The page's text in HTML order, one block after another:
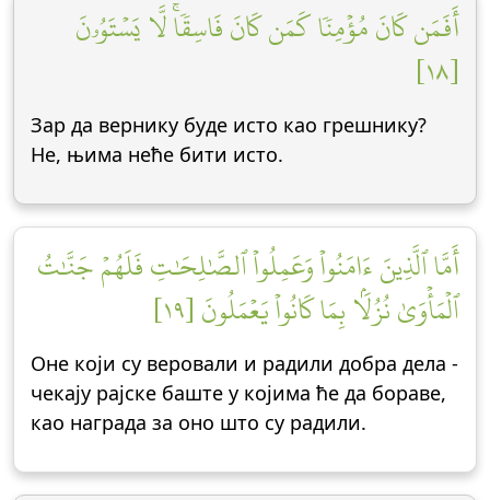
أَفَمَن كَانَ مُؤۡمِنٗا كَمَن كَانَ فَاسِقٗاۚ لَّا يَسۡتَوُۥنَ
[١٨]
Зар да вернику буде исто као грешнику?
Не, њима неће бити исто.
أَمَّا ٱلَّذِينَ ءَامَنُواْ وَعَمِلُواْ ٱلصَّٰلِحَٰتِ فَلَهُمۡ جَنَّٰتُ
ٱلۡمَأۡوَىٰ نُزُلَۢا بِمَا كَانُواْ يَعۡمَلُونَ [١٩]
Оне који су веровали и радили добра дела -
чекају рајске баште у којима ће да бораве,
као награда за оно што су радили.